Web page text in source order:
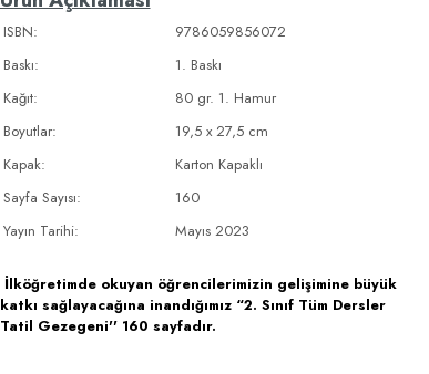
ISBN:
9786059856072
Baskı:
1. Baskı
Kağıt:
80 gr. 1. Hamur
Boyutlar:
19,5 x 27,5 cm
Kapak:
Karton Kapaklı
Sayfa Sayısı:
160
Yayın Tarihi:
Mayıs 2023
İlköğretimde okuyan öğrencilerimizin gelişimine büyük
katkı sağlayacağına inandığımız “2. Sınıf Tüm Dersler
Tatil Gezegeni'' 160 sayfadır.